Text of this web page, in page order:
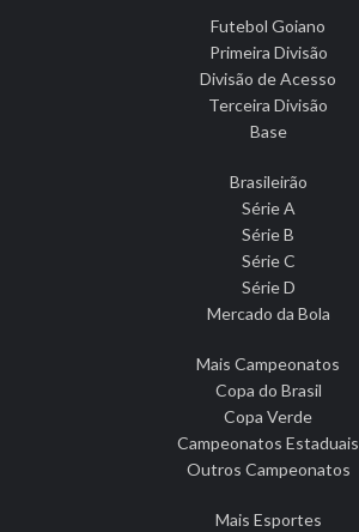
Futebol Goiano
Primeira Divisão
Divisão de Acesso
Terceira Divisão
Base
Brasileirão
Série A
Série B
Série C
Série D
Mercado da Bola
Mais Campeonatos
Copa do Brasil
Copa Verde
Campeonatos Estaduais
Outros Campeonatos
Mais Esportes